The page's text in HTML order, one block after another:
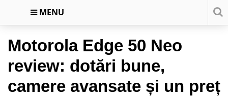
MENU
Motorola Edge 50 Neo
review: dotări bune,
camere avansate și un preț